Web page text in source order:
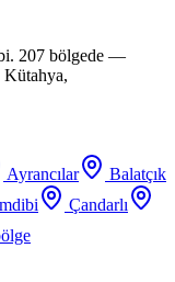
207 bölgede —
Ayrancılar
Balatçık
Çandarlı